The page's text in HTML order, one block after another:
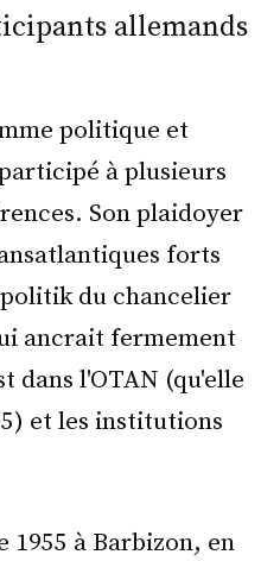
allemands
politique et
à plusieurs
Son plaidoyer
forts
du chancelier
ancrait fermement
dans l'OTAN (qu'elle
et les institutions
1955 à Barbizon, en